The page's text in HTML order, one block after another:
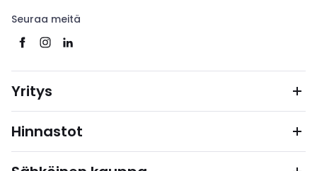
Seuraa meitä
Yritys
Hinnastot